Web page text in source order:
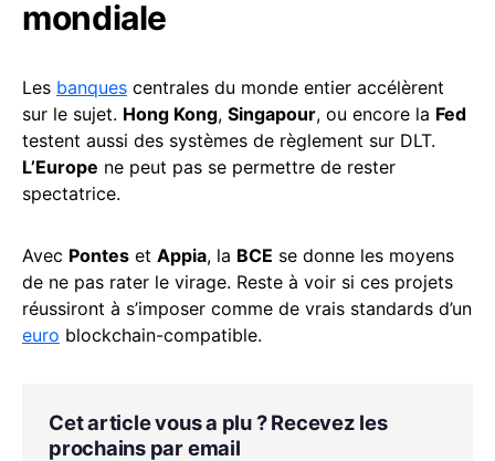
mondiale
Les banques centrales du monde entier accélèrent
sur le sujet. Hong Kong, Singapour, ou encore la Fed
testent aussi des systèmes de règlement sur DLT.
L’Europe ne peut pas se permettre de rester
spectatrice.
Avec Pontes et Appia, la BCE se donne les moyens
de ne pas rater le virage. Reste à voir si ces projets
réussiront à s’imposer comme de vrais standards d’un
euro blockchain-compatible.
Cet article vous a plu ? Recevez les
prochains par email